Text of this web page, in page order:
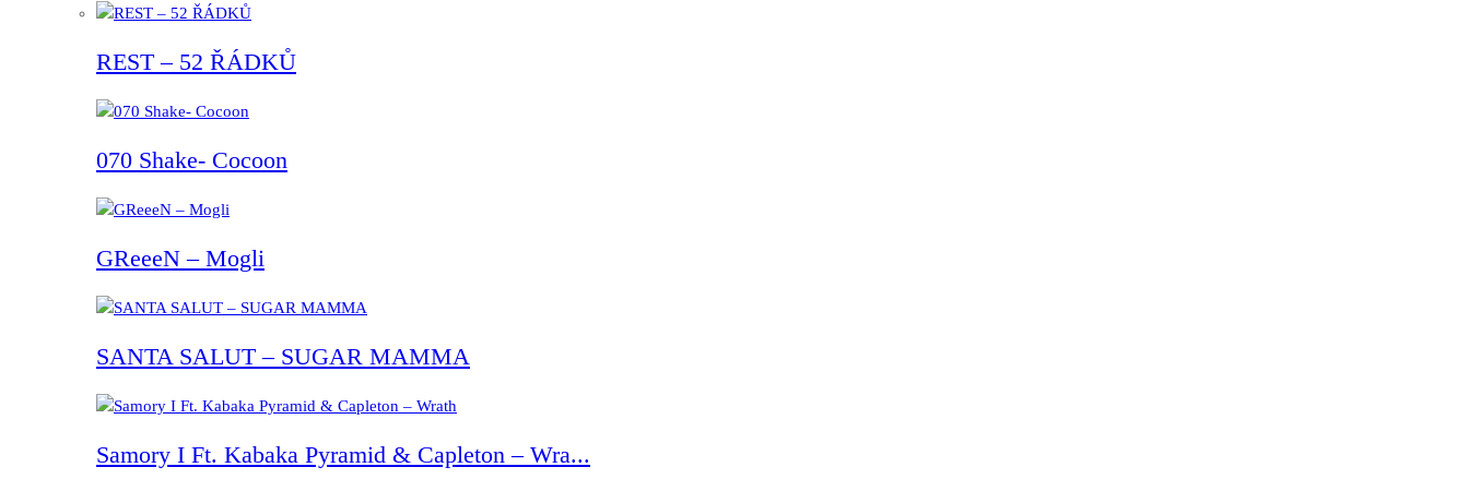
REST – 52 ŘÁDKŮ
070 Shake- Cocoon
GReeeN – Mogli
SANTA SALUT – SUGAR MAMMA
Samory I Ft. Kabaka Pyramid & Capleton – Wra...